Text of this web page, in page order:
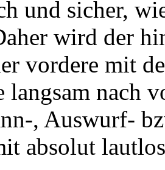
und sicher,
wird der
vordere mit
langsam nach
, Auswurf-
absolut